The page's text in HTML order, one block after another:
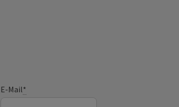
E-Mail*